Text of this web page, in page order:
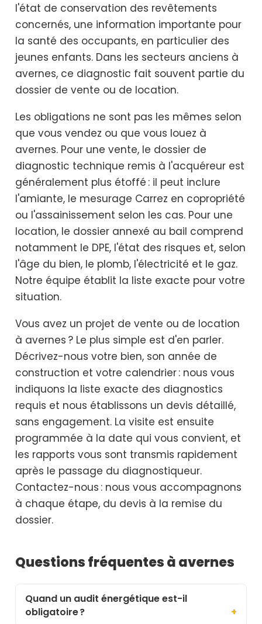
l'état de conservation des revêtements
concernés, une information importante pour
la santé des occupants, en particulier des
jeunes enfants. Dans les secteurs anciens à
avernes, ce diagnostic fait souvent partie du
dossier de vente ou de location.
Les obligations ne sont pas les mêmes selon
que vous vendez ou que vous louez à
avernes. Pour une vente, le dossier de
diagnostic technique remis à l'acquéreur est
généralement plus étoffé : il peut inclure
l'amiante, le mesurage Carrez en copropriété
ou l'assainissement selon les cas. Pour une
location, le dossier annexé au bail comprend
notamment le DPE, l'état des risques et, selon
l'âge du bien, le plomb, l'électricité et le gaz.
Notre équipe établit la liste exacte pour votre
situation.
Vous avez un projet de vente ou de location
à avernes ? Le plus simple est d'en parler.
Décrivez-nous votre bien, son année de
construction et votre calendrier : nous vous
indiquons la liste exacte des diagnostics
requis et nous établissons un devis détaillé,
sans engagement. La visite est ensuite
programmée à la date qui vous convient, et
les rapports vous sont transmis rapidement
après le passage du diagnostiqueur.
Contactez-nous : nous vous accompagnons
à chaque étape, du devis à la remise du
dossier.
Questions fréquentes à avernes
Quand un audit énergétique est-il
obligatoire ?